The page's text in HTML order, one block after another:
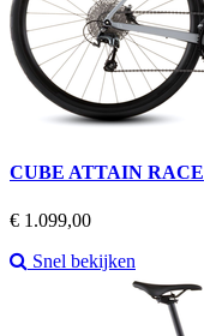
CUBE ATTAIN RACE
Prijs
€ 1.099,00
Snel bekijken